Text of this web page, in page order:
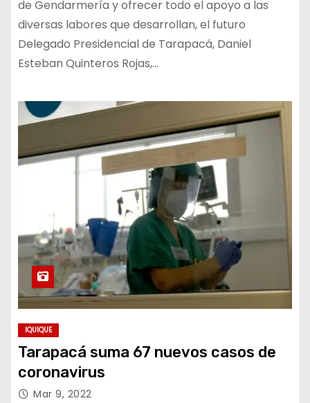
de Gendarmería y ofrecer todo el apoyo a las
diversas labores que desarrollan, el futuro
Delegado Presidencial de Tarapacá, Daniel
Esteban Quinteros Rojas,…
IQUIQUE
Tarapacá suma 67 nuevos casos de
coronavirus
Mar 9, 2022